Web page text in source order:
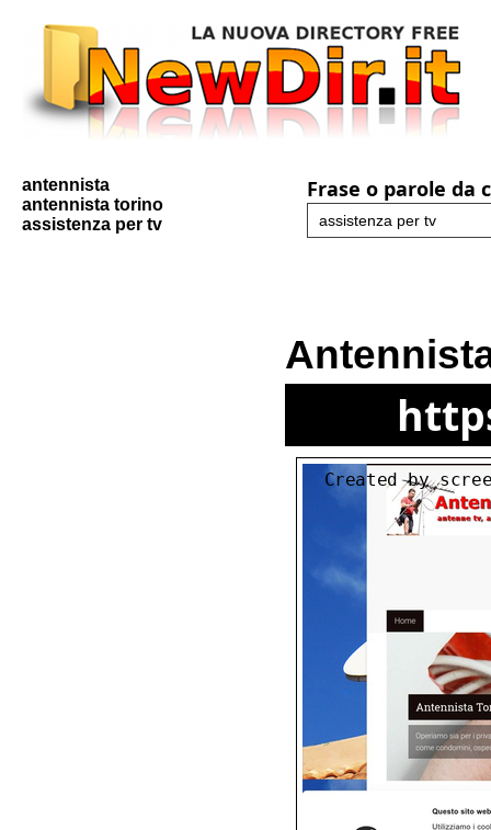
antennista
antennista torino
assistenza per tv
Frase o parole da